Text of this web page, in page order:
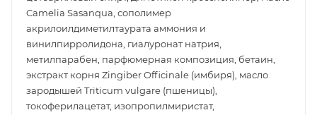
Camelia Sasanqua, сополимер
акрилоилдиметилтаурата аммония и
винилпирролидона, гиалуронат натрия,
метилпарабен, парфюмерная композиция, бетаин,
экстракт корня Zingiber Officinale (имбиря), масло
зародышей Triticum vulgare (пшеницы),
токоферилацетат, изопропилмиристат,